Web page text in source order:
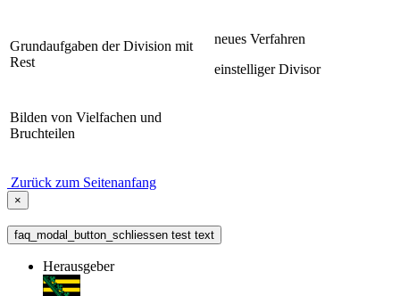
Grundaufgaben der Division mit
Rest
neues Verfahren
einstelliger Divisor
Bilden von Vielfachen und
Bruchteilen
Zurück zum Seitenanfang
×
faq_modal_button_schliessen test text
Herausgeber